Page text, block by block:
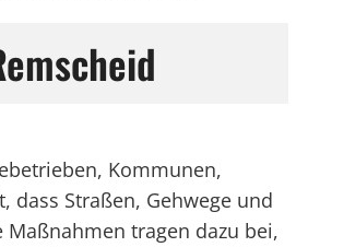
Kommunen,
Straßen, Gehwege und
tragen dazu bei,